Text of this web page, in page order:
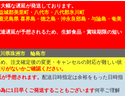
幅な遅延が発送しております。
城郡美里町・八代市・八代郡氷川町
島県 喜界島・徳之島・沖永良部島・与論島・奄美
遅延が予想されるため、生鮮食品・賞味期限の短い
県珠洲市 輪島市
、注文確定後の変更・キャンセルの対応が難しい状
がないかご確認ください。
予想されます。 配送日時指定は余裕をもった日時指
に1日早くご発送することもございます何卒ご理解